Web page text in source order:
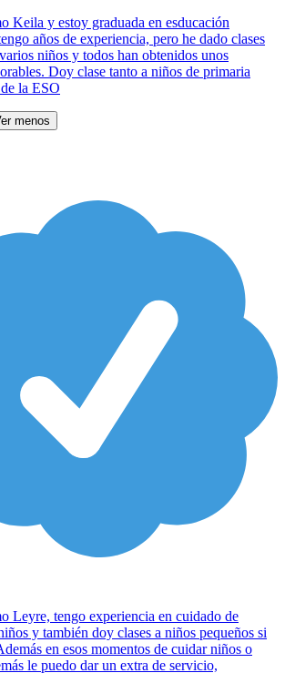
Keila y estoy graduada en esducación
años de experiencia, pero he dado clases
niños y todos han obtenidos unos
Doy clase tanto a niños de primaria
la ESO
menos
Leyre, tengo experiencia en cuidado de
y también doy clases a niños pequeños si
en esos momentos de cuidar niños o
le puedo dar un extra de servicio,